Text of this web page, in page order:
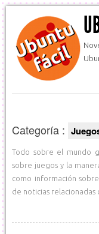
Categoría :
Todo sobre el mundo
sobre juegos y la
como información
de noticias relacionadas